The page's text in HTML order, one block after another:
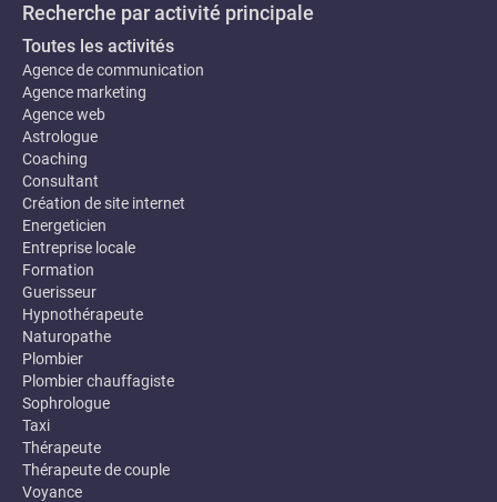
Recherche par activité principale
Toutes les activités
Agence de communication
Agence marketing
Agence web
Astrologue
Coaching
Consultant
Création de site internet
Energeticien
Entreprise locale
Formation
Guerisseur
Hypnothérapeute
Naturopathe
Plombier
Plombier chauffagiste
Sophrologue
Taxi
Thérapeute
Thérapeute de couple
Voyance